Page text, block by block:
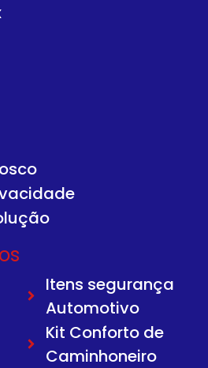
Itens segurança
Automotivo
Kit Conforto de
Caminhoneiro